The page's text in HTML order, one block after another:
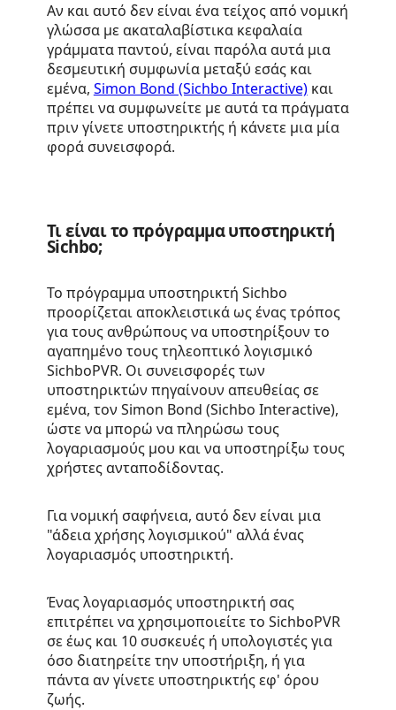
Αν και αυτό δεν είναι ένα τείχος από νομική
γλώσσα με ακαταλαβίστικα κεφαλαία
γράμματα παντού, είναι παρόλα αυτά μια
δεσμευτική συμφωνία μεταξύ εσάς και
εμένα, Simon Bond (Sichbo Interactive)και
πρέπει να συμφωνείτε με αυτά τα πράγματα
πριν γίνετε υποστηρικτής ή κάνετε μια μία
φορά συνεισφορά.
Τι είναι το πρόγραμμα υποστηρικτή
Sichbo;
Το πρόγραμμα υποστηρικτή Sichbo
προορίζεται αποκλειστικά ως ένας τρόπος
για τους ανθρώπους να υποστηρίξουν το
αγαπημένο τους τηλεοπτικό λογισμικό
SichboPVR. Οι συνεισφορές των
υποστηρικτών πηγαίνουν απευθείας σε
εμένα, τον Simon Bond (Sichbo Interactive),
ώστε να μπορώ να πληρώσω τους
λογαριασμούς μου και να υποστηρίξω τους
χρήστες ανταποδίδοντας.
Για νομική σαφήνεια, αυτό δεν είναι μια
"άδεια χρήσης λογισμικού" αλλά ένας
λογαριασμός υποστηρικτή.
Ένας λογαριασμός υποστηρικτή σας
επιτρέπει να χρησιμοποιείτε το SichboPVR
σε έως και 10 συσκευές ή υπολογιστές για
όσο διατηρείτε την υποστήριξη, ή για
πάντα αν γίνετε υποστηρικτής εφ' όρου
ζωής.